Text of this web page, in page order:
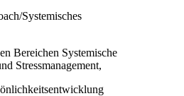
Systemisches
Bereichen Systemische
Stressmanagement,